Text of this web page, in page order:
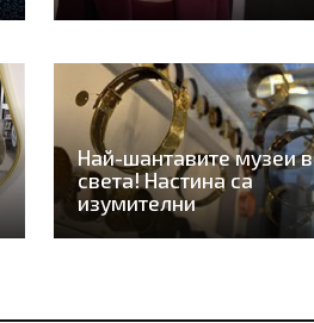
Най-шантавите музеи в
света! Настина са
изумителни